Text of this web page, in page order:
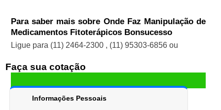
Para saber mais sobre Onde Faz Manipulação de
Medicamentos Fitoterápicos Bonsucesso
Ligue para (11) 2464-2300 , (11) 95303-6856 ou
Faça sua cotação
Informações Pessoais